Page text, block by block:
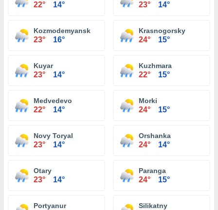
22° 14° 23° 14°
Kozmodemyansk
23° 16°
Krasnogorsky
24° 15°
Kuyar
23° 14°
Kuzhmara
22° 15°
Medvedevo
22° 14°
Morki
24° 15°
Novy Toryal
23° 14°
Orshanka
24° 14°
Otary
23° 14°
Paranga
24° 15°
Portyanur Silikatny